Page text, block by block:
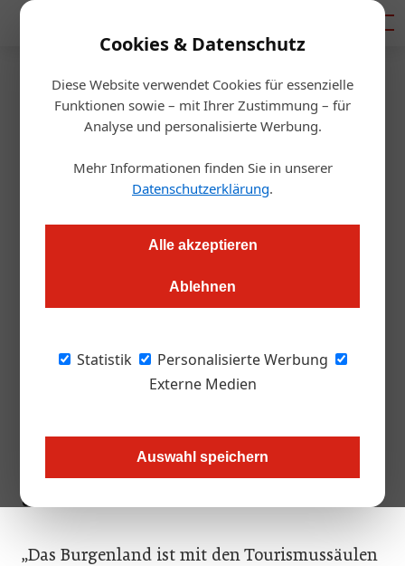
Cookies & Datenschutz
Diese Website verwendet Cookies für essenzielle
Funktionen sowie – mit Ihrer Zustimmung – für
Analyse und personalisierte Werbung.
Mehr Informationen finden Sie in unserer
Datenschutzerklärung.
Alle akzeptieren
Ablehnen
Statistik
Personalisierte Werbung
Externe Medien
Auswahl speichern
Startseite/Gastro & Hotel
Deutliche Zuwächse bei
Übernachtungen im
Burgenland von Jänner bis
August 2008
"Von Jänner bis Ende August 2008 verzeichnete das
Burgenland gegenüber dem Vergleichszeitraum des Vorjahres
Tourismuslandesrätin Mag. Michaela Resetar. Das sind rund
68.000 Nächtigungen mehr als von Jänner bis August des
Jahres 2007.
„Das Burgenland ist mit den Tourismussäulen